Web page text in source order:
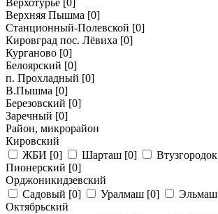
Верхотурье [0]
Верхняя Пышма [0]
Станционный-Полевской [0]
Кировград пос. Лёвиха [0]
Курганово [0]
Белоярский [0]
п. Прохладный [0]
В.Пышма [0]
Березовский [0]
Заречный [0]
Район, микрорайон
Кировский
ЖБИ [0] Шарташ [0] Втузгородок
Пионерский [0]
Орджоникидзевский
Садовый [0] Уралмаш [0] Эльмаш
Октябрьский